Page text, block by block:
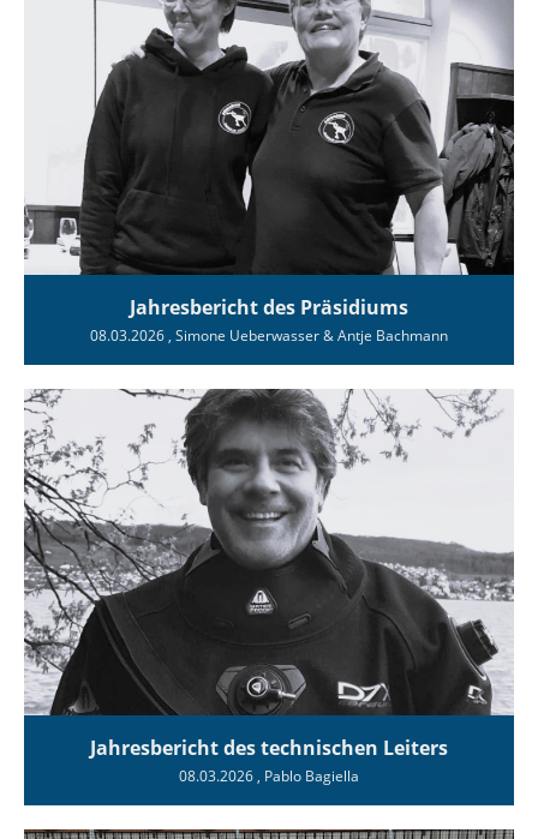
Jahresbericht des Präsidiums
08.03.2026 , Simone Ueberwasser & Antje Bachmann
Jahresbericht des technischen Leiters
08.03.2026 , Pablo Bagiella